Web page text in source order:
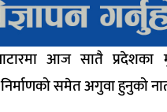
आजसातै प्रदेशका
समेत अगुवाहुनुको